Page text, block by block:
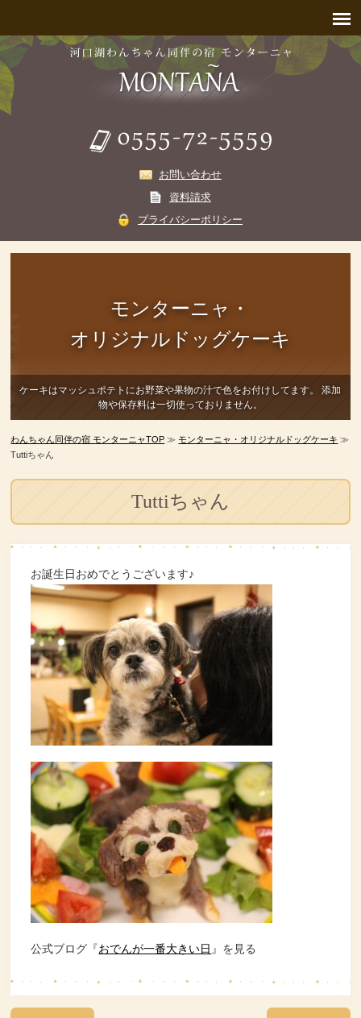
お問い合わせ
資料請求
プライバシーポリシー
モンターニャ・
オリジナルドッグケーキ
ケーキはマッシュポテトにお野菜や果物の汁で色をお付けしてます。
添加
物や保存料は一切使っておりません。
わんちゃん同伴の宿 モンターニャTOP ≫モンターニャ・オリジナルドッグケーキ ≫
Tuttiちゃん
Tuttiちゃん
お誕生日おめでとうございます♪
公式ブログ『おでんが一番大きい日 』を見る